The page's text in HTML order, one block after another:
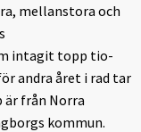
mellanstora och
intagit topp tio-
andra året i rad tar
är från Norra
kommun.